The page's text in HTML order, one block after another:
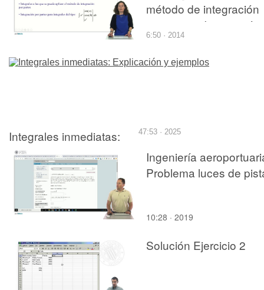
método de integración
por partes. Integración
iterativa
6:50 · 2014
Integrales inmediatas:
Explicación y ejemplos
47:53 · 2025
Ingeniería
Problema luces de
10:28 · 2019
Solución Ejercicio 2